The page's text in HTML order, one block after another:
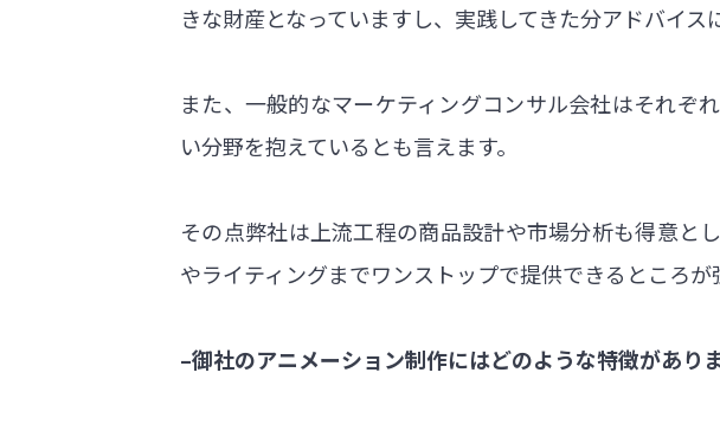
きな財産となっていますし、実践してきた分アドバイス
また、一般的なマーケティングコンサル会社はそれぞ
い分野を抱えているとも言えます。
その点弊社は上流工程の商品設計や市場分析も得意と
やライティングまでワンストップで提供できるところが
–御社のアニメーション制作にはどのような特徴がありま